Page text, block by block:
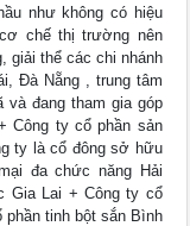
như không có hiệu
chế thị trường nên
giải thể các chi nhánh
Đà Nẵng , trung tâm
đang tham gia góp
Công ty cổ phần sản
ty là cổ đông sở hữu
đa chức năng Hải
Gia Lai + Công ty cổ
phần tinh bột sắn Bình